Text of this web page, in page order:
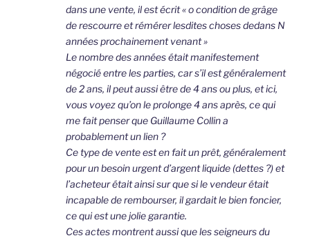
dans une vente, il est écrit « o condition de grâge
de rescourre et rémérer lesdites choses dedans N
années prochainement venant »
Le nombre des années était manifestement
négocié entre les parties, car s’il est généralement
de 2 ans, il peut aussi être de 4 ans ou plus, et ici,
vous voyez qu’on le prolonge 4 ans après, ce qui
me fait penser que Guillaume Collin a
probablement un lien ?
Ce type de vente est en fait un prêt, généralement
pour un besoin urgent d’argent liquide (dettes ?) et
l’acheteur était ainsi sur que si le vendeur était
incapable de rembourser, il gardait le bien foncier,
ce qui est une jolie garantie.
Ces actes montrent aussi que les seigneurs du